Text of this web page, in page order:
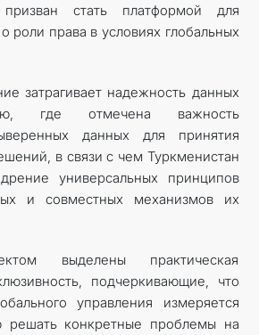
стать платформой для
роли права в условиях глобальных
затрагивает надежность данных
где отмечена важность
данных для принятия
в связи с чем Туркменистан
универсальных принципов
и совместных механизмов их
выделены практическая
подчеркивающие, что
управления измеряется
решать конкретные проблемы на